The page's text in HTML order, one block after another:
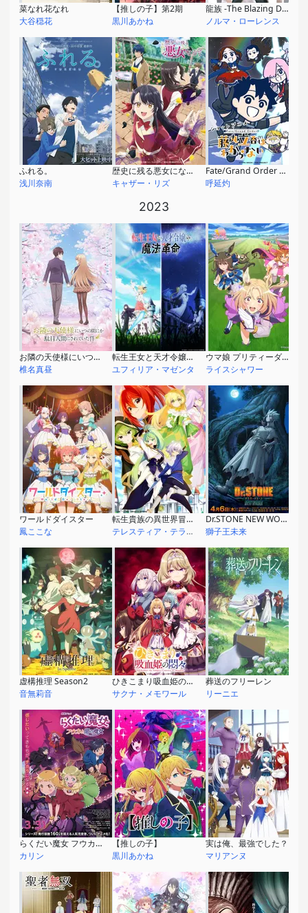
菜なれ花なれ
大谷穏花
【推しの子】第2期
黒川あかね
龍族 -The Blazing Dawn-
ノルマ・ローレンス
ふれる。
浅川奈南
歴史に残る悪女になるぞ
キャザー・リズ
Fate/Grand Order 藤丸立香はわからない Season2
呼延灼
2023
お隣の天使様にいつの間にか駄目人間にされていた件
椎名真昼
転生王女と天才令嬢の魔法革命
ユフィリア・マゼンタ
ウマ娘 プリティーダービー ROAD TO THE TOP
ライスシャワー
ワールドダイスター
鳳ここな
転生貴族の異世界冒険録 ～自重を知らない神々の使徒～
テレスティア・テラ・エスフォート
Dr.STONE NEW WORLD
獅子王未来
虚構推理 Season2
音無莉音
ひきこまり吸血姫の悶々
サクナ・メモワール
葬送のフリーレン
リーニエ
らくだい魔女 フウカと闇の魔女
カリン
【推しの子】
黒川あかね
実は俺、最強でした？
マリアンヌ